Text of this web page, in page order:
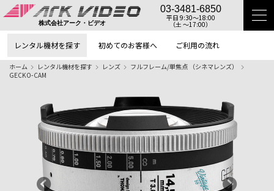
株式会社アーク・ビデオ
03-3481-6850
平日 9:30〜18:00
（土 〜17:00）
レンタル機材を探す 初めてのお客様へ ご利用の流れ
ホーム レンタル機材を探す レンズ
フルフレーム/単焦点 （シネマレンズ）
GECKO-CAM